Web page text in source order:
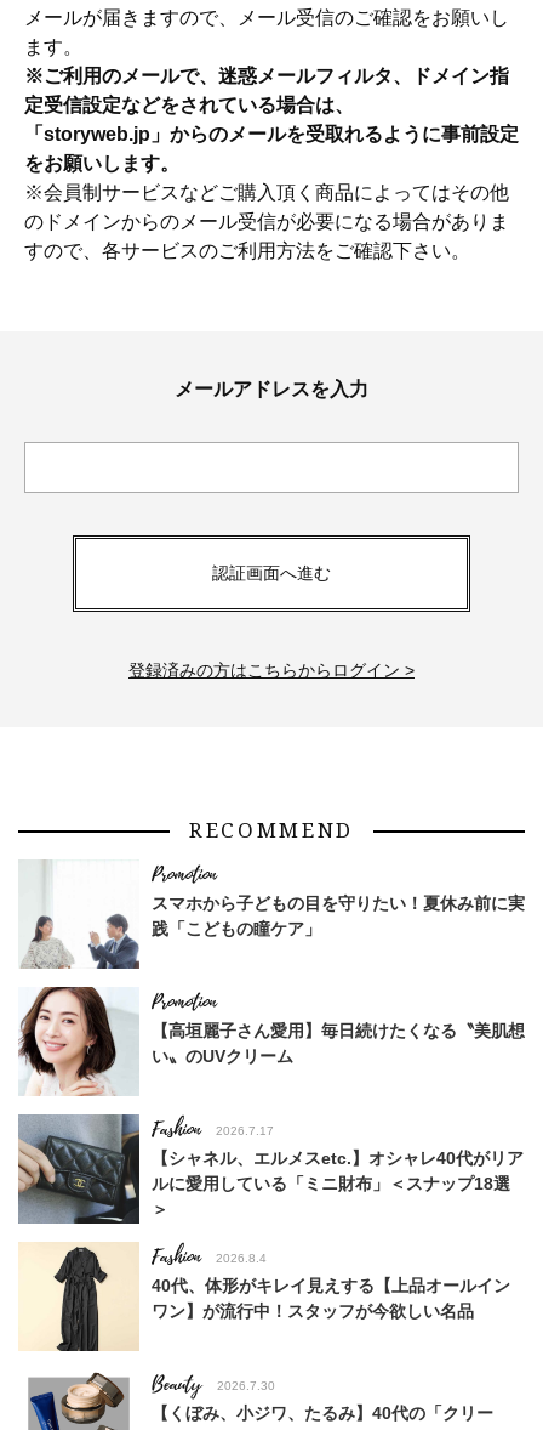
メールが届きますので、メール受信のご確認をお願いし
ます。
※ご利用のメールで、迷惑メールフィルタ、ドメイン指
定受信設定などをされている場合は、
「storyweb.jp」からのメールを受取れるように事前設定
をお願いします。
※会員制サービスなどご購入頂く商品によってはその他
のドメインからのメール受信が必要になる場合がありま
すので、各サービスのご利用方法をご確認下さい。
メールアドレスを入力
認証画面へ進む
登録済みの方はこちらからログイン >
RECOMMEND
スマホから子どもの目を守りたい！夏休み前に実
践「こどもの瞳ケア」
【高垣麗子さん愛用】毎日続けたくなる〝美肌想
い〟のUVクリーム
Fashion 2026.7.17
【シャネル、エルメスetc.】オシャレ40代がリア
ルに愛用している「ミニ財布」＜スナップ18選
＞
Fashion 2026.8.4
40代、体形がキレイ見えする【上品オールイン
ワン】が流行中！スタッフが今欲しい名品
Beauty 2026.7.30
【くぼみ、小ジワ、たるみ】40代の「クリー